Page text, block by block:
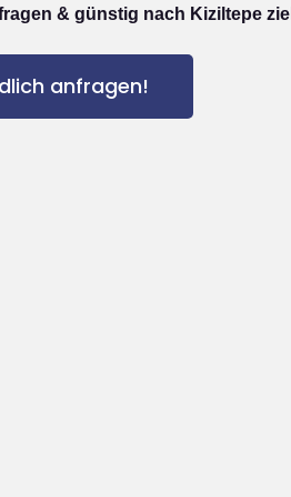
& günstig nach Kiziltepe
anfragen!